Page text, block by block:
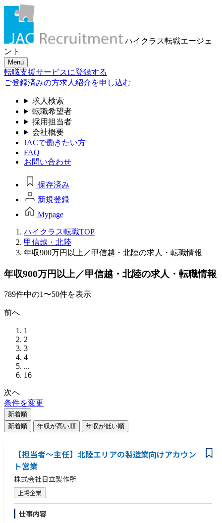
ハイクラス転職エージェ
ント
Menu
転職支援サービスに登録する
ご登録済みの方求人紹介を申し込む
求人検索
転職希望者
採用担当者
会社概要
JACで働きたい方
FAQ
お問い合わせ
保存済み
新規登録
Mypage
ハイクラス転職TOP
甲信越・北陸
年収900万円以上／甲信越・北陸の求人・転職情報
年収900万円以上／甲信越・北陸の求人・転職情報
789件中の1〜50件を表示
前へ
1
2
3
4
...
16
次へ
条件を変更
新着順
新着順
年収が高い順 年収が低い順
【担当者～主任】北陸エリアの製造業向けアカウン
ト営業
株式会社日立製作所
上場企業
仕事内容